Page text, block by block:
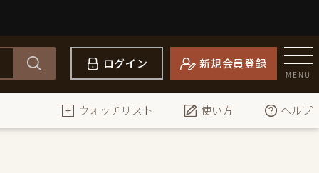
ログイン 新規会員登録
MENU
ウォッチリスト 使い方 ヘルプ